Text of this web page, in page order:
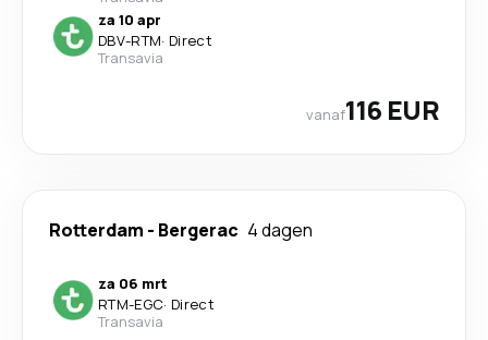
za 10 apr
DBV-RTM· Direct
Transavia
vanaf116 EUR
Rotterdam - Bergerac 4 dagen
za 06 mrt
RTM-EGC· Direct
Transavia